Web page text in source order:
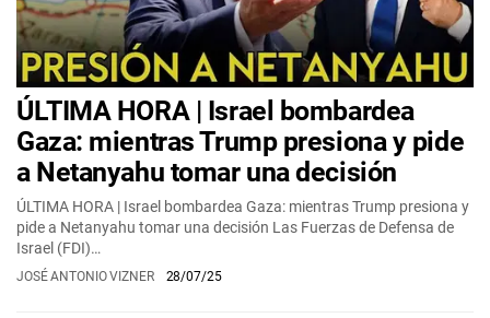
ÚLTIMA HORA | Israel bombardea
Gaza: mientras Trump presiona y pide
a Netanyahu tomar una decisión
ÚLTIMA HORA | Israel bombardea Gaza: mientras Trump presiona y
pide a Netanyahu tomar una decisión Las Fuerzas de Defensa de
Israel (FDI)…
JOSÉ ANTONIO VIZNER 28/07/25